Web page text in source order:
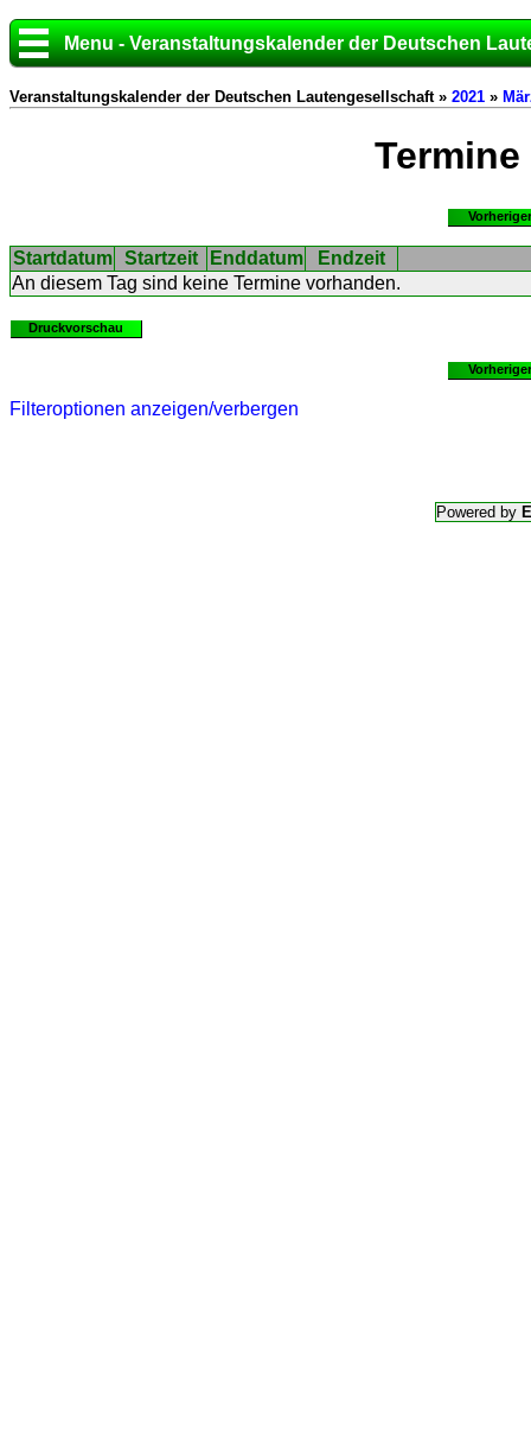
Menu - Veranstaltungskalender der Deutschen
Veranstaltungskalender der Deutschen Lautengesellschaft » 2021 »
Termine
Startdatum Startzeit Enddatum
Endzeit
An diesem Tag sind keine Termine vorhanden.
Druckvorschau
Filteroptionen anzeigen/verbergen
Powered by